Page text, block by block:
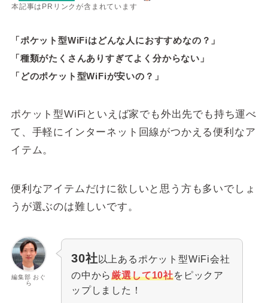
本記事はPRリンクが含まれています
「ポケット型WiFiはどんな人におすすめなの？」
「種類がたくさんありすぎてよく分からない」
「どのポケット型WiFiが安いの？」
ポケット型WiFiといえば家でも外出先でも持ち運べ
て、手軽にインターネット回線がつかえる便利なア
イテム。
便利なアイテムだけに欲しいと思う方も多いでしょ
うが選ぶのは難しいです。
編集部 おぐ
ら
30社以上あるポケット型WiFi会社
の中から厳選して10社をピックア
ップしました！